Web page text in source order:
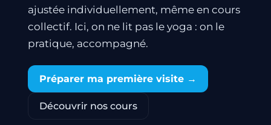
ajustée individuellement, même en cours
collectif. Ici, on ne lit pas le yoga : on le
pratique, accompagné.
Préparer ma première visite →
Découvrir nos cours